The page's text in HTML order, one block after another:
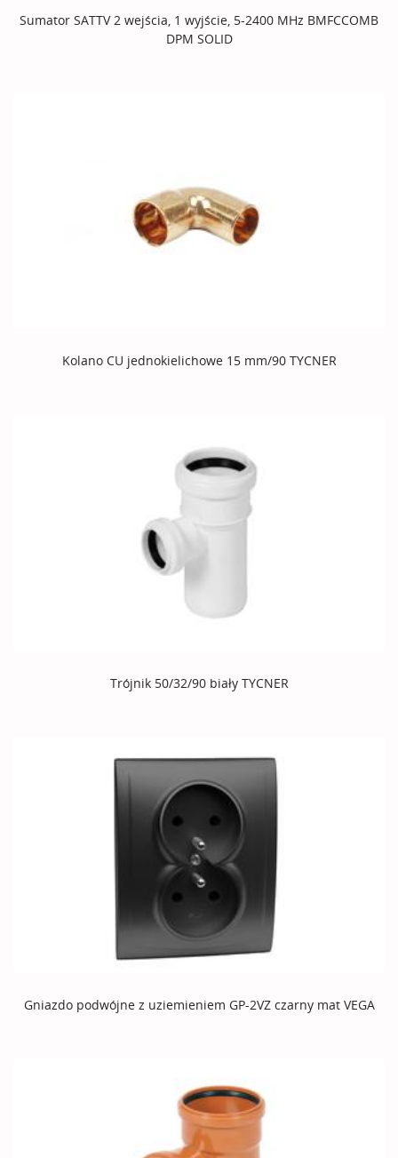
Sumator SATTV 2 wejścia, 1 wyjście, 5-2400 MHz BMFCCOMB
DPM SOLID
Kolano CU jednokielichowe 15 mm/90 TYCNER
Trójnik 50/32/90 biały TYCNER
Gniazdo podwójne z uziemieniem GP-2VZ czarny mat VEGA